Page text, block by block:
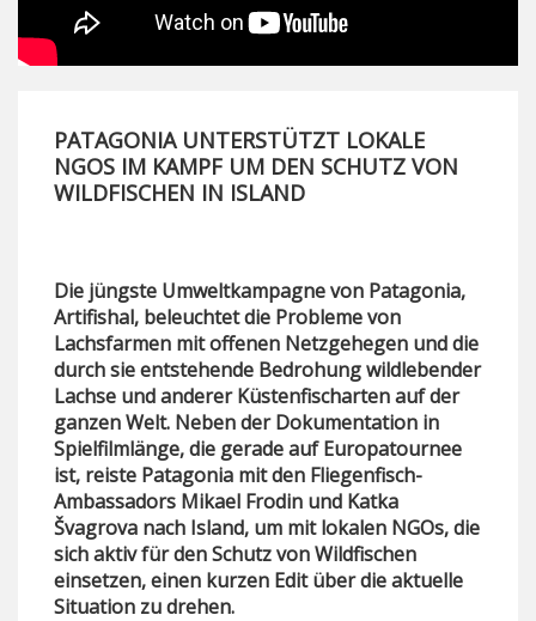
PATAGONIA UNTERSTÜTZT LOKALE
NGOS IM KAMPF UM DEN SCHUTZ VON
WILDFISCHEN IN ISLAND
Die jüngste Umweltkampagne von Patagonia,
Artifishal, beleuchtet die Probleme von
Lachsfarmen mit offenen Netzgehegen und die
durch sie entstehende Bedrohung wildlebender
Lachse und anderer Küstenfischarten auf der
ganzen Welt. Neben der Dokumentation in
Spielfilmlänge, die gerade auf Europatournee
ist, reiste Patagonia mit den Fliegenfisch-
Ambassadors Mikael Frodin und Katka
Švagrova nach Island, um mit lokalen NGOs, die
sich aktiv für den Schutz von Wildfischen
einsetzen, einen kurzen Edit über die aktuelle
Situation zu drehen.